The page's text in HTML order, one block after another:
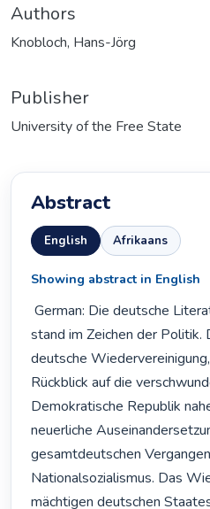
Authors
Knobloch, Hans-Jörg
Publisher
University of the Free State
Abstract
English Afrikaans
Showing abstract in English
German: Die deutsche Literatur der neunziger Jahre
stand im Zeichen der Politik.
deutsche
Rückblick auf die
Demokratische Republik
neuerliche
gesamtdeutschen
Nationalsozialismus. Das
mächtigen deutschen